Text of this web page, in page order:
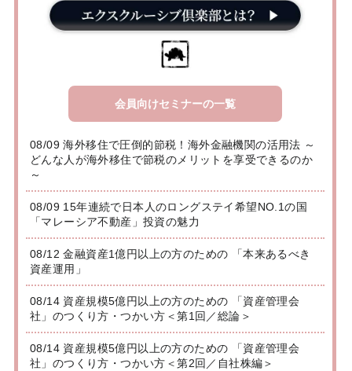
会員向けセミナーの一覧
08/09 海外移住で圧倒的節税！海外金融機関の活用法 ～
どんな人が海外移住で節税のメリットを享受できるのか
～
08/09 15年連続で日本人のロングステイ希望NO.1の国
「マレーシア不動産」投資の魅力
08/12 金融資産1億円以上の方のための 「本来あるべき
資産運用」
08/14 資産規模5億円以上の方のための 「資産管理会
社」のつくり方・つかい方＜第1回／総論＞
08/14 資産規模5億円以上の方のための 「資産管理会
社」のつくり方・つかい方＜第2回／自社株編＞